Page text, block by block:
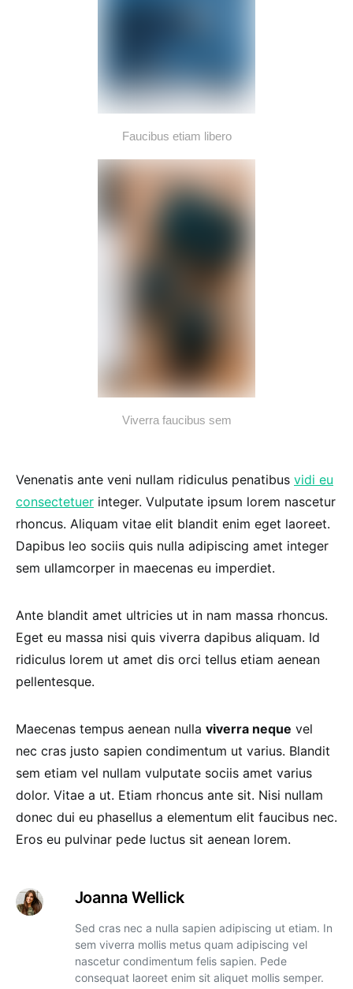
Faucibus etiam libero
Viverra faucibus sem
Venenatis ante veni nullam ridiculus penatibus vidi eu
consectetuer integer. Vulputate ipsum lorem nascetur
rhoncus. Aliquam vitae elit blandit enim eget laoreet.
Dapibus leo sociis quis nulla adipiscing amet integer
sem ullamcorper in maecenas eu imperdiet.
Ante blandit amet ultricies ut in nam massa rhoncus.
Eget eu massa nisi quis viverra dapibus aliquam. Id
ridiculus lorem ut amet dis orci tellus etiam aenean
pellentesque.
Maecenas tempus aenean nulla viverra neque vel
nec cras justo sapien condimentum ut varius. Blandit
sem etiam vel nullam vulputate sociis amet varius
dolor. Vitae a ut. Etiam rhoncus ante sit. Nisi nullam
donec dui eu phasellus a elementum elit faucibus nec.
Eros eu pulvinar pede luctus sit aenean lorem.
Joanna Wellick
Sed cras nec a nulla sapien adipiscing ut etiam. In
sem viverra mollis metus quam adipiscing vel
nascetur condimentum felis sapien. Pede
consequat laoreet enim sit aliquet mollis semper.